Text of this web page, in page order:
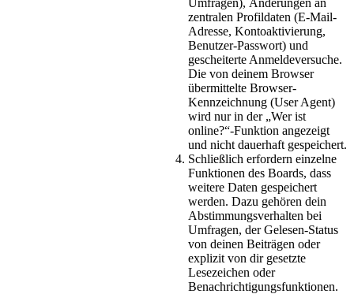
zentralen Profildaten (E-Mail-
Adresse, Kontoaktivierung,
Benutzer-Passwort) und
gescheiterte Anmeldeversuche.
Die von deinem Browser
übermittelte Browser-
Kennzeichnung (User Agent)
wird nur in der „Wer ist
online?“-Funktion angezeigt
und nicht dauerhaft gespeichert.
Schließlich erfordern einzelne
Funktionen des Boards, dass
weitere Daten gespeichert
werden. Dazu gehören dein
Abstimmungsverhalten bei
Umfragen, der Gelesen-Status
von deinen Beiträgen oder
explizit von dir gesetzte
Lesezeichen oder
Benachrichtigungsfunktionen.